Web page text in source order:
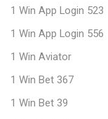
1 Win App Login 523
1 Win App Login 556
1 Win Aviator
1 Win Bet 367
1 Win Bet 39